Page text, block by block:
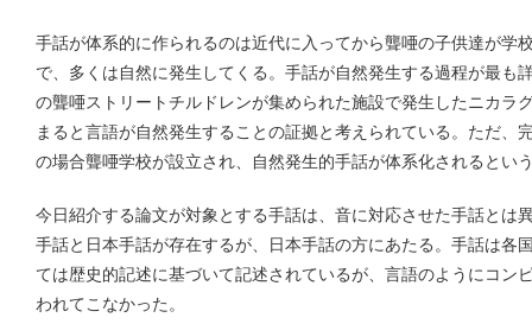
手話が体系的に作られるのは近代に入ってから聾唖の子供達が学
で、多くは自然に発生してくる。手話が自然発生する過程が最も
の聾唖ストリートチルドレンが集められた施設で発生したニカラ
まると言語が自然発生することの証拠と考えられている。ただ、
の場合聾唖学校が設立され、自然発生的手話が体系化されるとい
今日紹介する論文が対象とする手話は、音に対応させた手話とは
手話と日本手話が存在するが、日本手話の方にあたる。手話は各
ては歴史的記述に基づいて記述されているが、言語のようにコン
われてこなかった。